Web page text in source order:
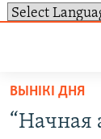
доступу
Перайсьці
НАВІНЫ
ВЫНІКІ ДНЯ
“Начная